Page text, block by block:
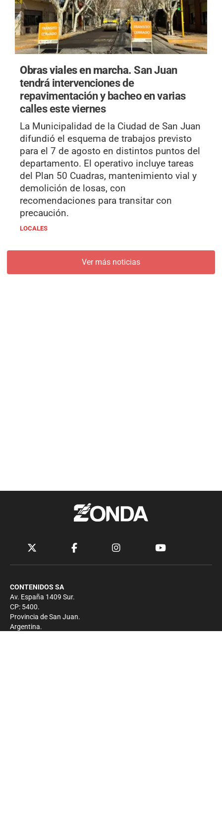
Obras viales en marcha.San Juan
tendrá intervenciones de
repavimentación y bacheo en varias
calles este viernes
La Municipalidad de la Ciudad de San Juan
difundió el esquema de trabajos previsto
para el 7 de agosto en distintos puntos del
departamento. El operativo incluye tareas
del Plan 50 Cuadras, mantenimiento vial y
demolición de losas, con
recomendaciones para transitar con
precaución.
LOCALES
Ver más noticias
CONTENIDOS SA
Av. España 1409 Sur.
CP: 5400.
Provincia de San Juan.
Argentina.